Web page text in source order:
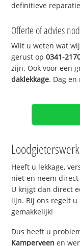
definitieve
Offerte of advies
Wilt u weten wat
gerust op0341-
zijn. Ook voor een
daklekkage. Dag
Heeft u lekkage,
niet en neem direct
U krijgt dan direct
lijn. Bij ons regelt
gemakkelijk!
Dus heeft u
Kamperveen en